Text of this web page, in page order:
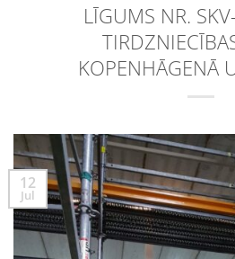
LĪGUMS NR.
KOPENHĀGENĀ
12
Jul